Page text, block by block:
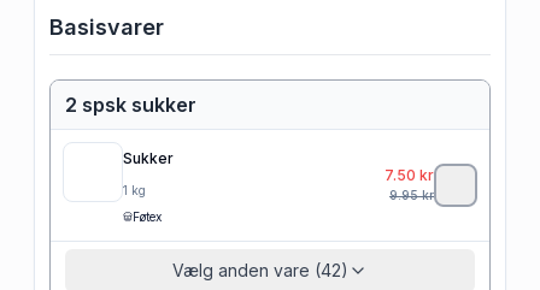
Basisvarer
2 spsk sukker
Sukker
1 kg
Føtex
7.50 kr
9.95kr
Vælg anden vare (42)